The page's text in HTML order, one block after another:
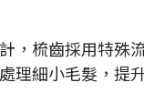
，梳齒採用特殊
理細小毛髮，提